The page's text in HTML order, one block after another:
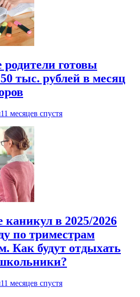
родители готовы
тыс. рублей в месяц
11 месяцев спустя
каникул в 2025/2026
по триместрам
Как будут отдыхать
11 месяцев спустя